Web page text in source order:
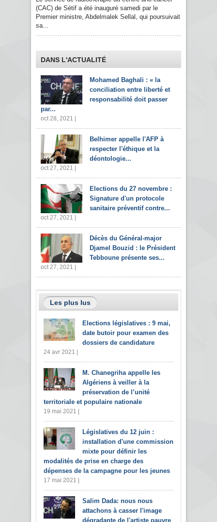
(CAC) de Sétif a été inauguré samedi par le
Premier ministre, Abdelmalek Sellal, qui poursuivait
sa...
DANS L'ACTUALITÉ
Mohamed Baghali : « la
conciliation entre liberté et
responsabilité doit passer
par...
oct 28, 2021 |
Belhimer appelle l'AFP à
respecter l'éthique et la
déontologie...
oct 27, 2021 |
Elections du 27 novembre :
Signature d'un protocole
sanitaire préventif contre...
oct 27, 2021 |
Décès du Général-major
Djamel Bouzid : le Président
Tebboune présente ses...
oct 27, 2021 |
Les plus lus
Elections législatives : 9 mai,
date butoir pour examen des
dossiers de candidature
24 avr 2021 |
M. Chanegriha appelle les
Algériens à veiller à la
préservation de l’unité
territoriale et populaire nationale
19 mai 2021 |
Législatives du 12 juin :
installation d'une commission
mixte pour définir les
modalités de prise en charge des
dépenses de la campagne pour les jeunes
17 mai 2021 |
Salim Dada: nous nous
attachons à casser l'image
dégradante de l'artiste pauvre